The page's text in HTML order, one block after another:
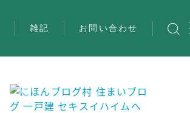
雑記 お問い合わせ